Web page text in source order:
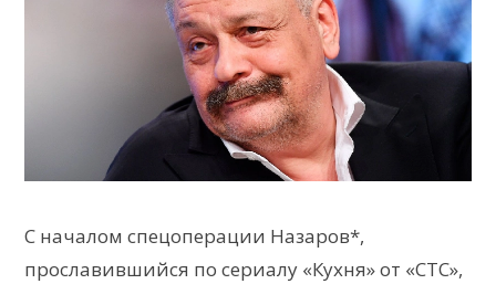
С началом спецоперации Назаров*,
прославившийся по сериалу «Кухня» от «СТС»,